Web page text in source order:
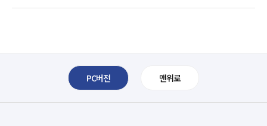
PC버전 맨위로